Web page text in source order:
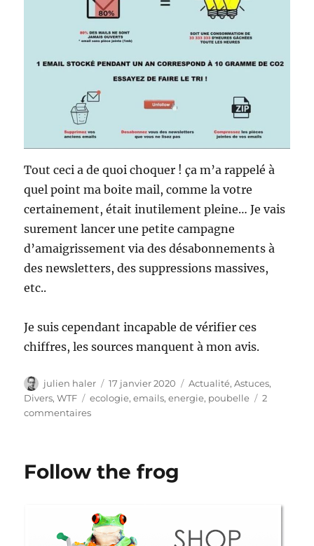
Tout ceci a de quoi choquer ! ça m’a rappelé à
quel point ma boite mail, comme la votre
certainement, était inutilement pleine… Je vais
surement lancer une petite campagne
d’amaigrissement via des désabonnements à
des newsletters, des suppressions massives,
etc..
Je suis cependant incapable de vérifier ces
chiffres, les sources manquent à mon avis.
Auteur
julien haler
Publié
le
17 janvier 2020 Catégories
Actualité,Astuces,
Divers,WTF Étiquettes
ecologie,emails,energie, poubelle
2
commentairessur
pour
l’énergie
Follow the frog